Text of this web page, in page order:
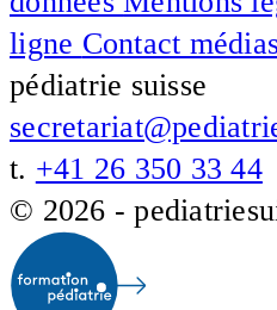
ligne Contact
pédiatrie suisse
t. +41 26 350 33 44
© 2026 -